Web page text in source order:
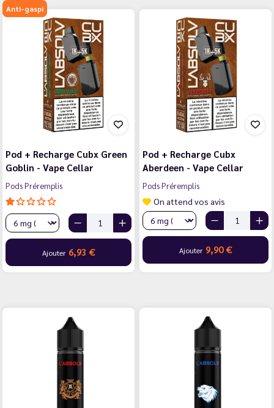
Anti-gaspi
Pod + Recharge Cubx Green
Goblin - Vape Cellar
Pods Préremplis
Ajouter 6,93 €
Pod + Recharge Cubx
Aberdeen - Vape Cellar
Pods Préremplis
On attend vos avis
Ajouter 9,90 €